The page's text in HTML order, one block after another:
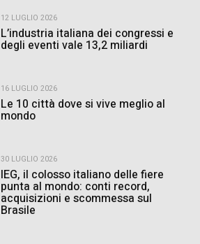
12 LUGLIO 2026
L’industria italiana dei congressi e
degli eventi vale 13,2 miliardi
16 LUGLIO 2026
Le 10 città dove si vive meglio al
mondo
30 LUGLIO 2026
IEG, il colosso italiano delle fiere
punta al mondo: conti record,
acquisizioni e scommessa sul
Brasile